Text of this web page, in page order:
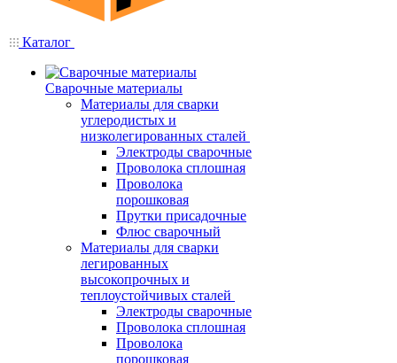
Каталог
Сварочные материалы
Материалы для сварки
углеродистых и
низколегированных сталей
Электроды сварочные
Проволока сплошная
Проволока
порошковая
Прутки присадочные
Флюс сварочный
Материалы для сварки
легированных
высокопрочных и
теплоустойчивых сталей
Электроды сварочные
Проволока сплошная
Проволока
порошковая